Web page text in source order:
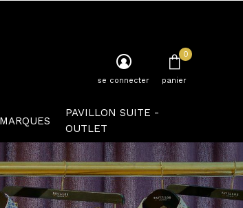
MARQUES
PAVILLON SUITE -
OUTLET
se connecter panier
0